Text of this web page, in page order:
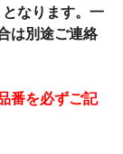
なります。一
は別途ご連絡
番を必ずご記